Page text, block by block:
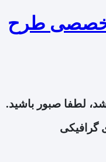
لطفا صبور باشید.